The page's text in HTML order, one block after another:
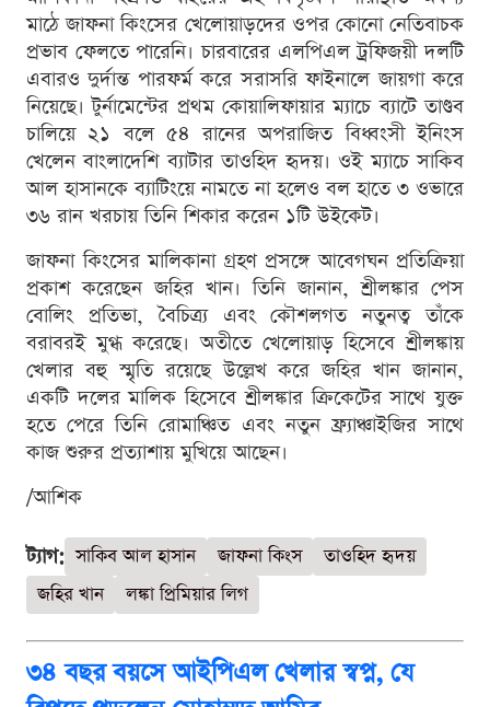
মাঠে জাফনা কিংসের খেলোয়াড়দের ওপর কোনো নেতিবাচক
প্রভাব ফেলতে পারেনি। চারবারের এলপিএল ট্রফিজয়ী দলটি
এবারও দুর্দান্ত পারফর্ম করে সরাসরি ফাইনালে জায়গা করে
নিয়েছে। টুর্নামেন্টের প্রথম কোয়ালিফায়ার ম্যাচে ব্যাটে তাণ্ডব
চালিয়ে ২১ বলে ৫৪ রানের অপরাজিত বিধ্বংসী ইনিংস
খেলেন বাংলাদেশি ব্যাটার তাওহিদ হৃদয়। ওই ম্যাচে সাকিব
আল হাসানকে ব্যাটিংয়ে নামতে না হলেও বল হাতে ৩ ওভারে
৩৬ রান খরচায় তিনি শিকার করেন ১টি উইকেট।
জাফনা কিংসের মালিকানা গ্রহণ প্রসঙ্গে আবেগঘন প্রতিক্রিয়া
প্রকাশ করেছেন জহির খান। তিনি জানান, শ্রীলঙ্কার পেস
বোলিং প্রতিভা, বৈচিত্র্য এবং কৌশলগত নতুনত্ব তাঁকে
বরাবরই মুগ্ধ করেছে। অতীতে খেলোয়াড় হিসেবে শ্রীলঙ্কায়
খেলার বহু স্মৃতি রয়েছে উল্লেখ করে জহির খান জানান,
একটি দলের মালিক হিসেবে শ্রীলঙ্কার ক্রিকেটের সাথে যুক্ত
হতে পেরে তিনি রোমাঞ্চিত এবং নতুন ফ্র্যাঞ্চাইজির সাথে
কাজ শুরুর প্রত্যাশায় মুখিয়ে আছেন।
/আশিক
ট্যাগ: সাকিব আল হাসান জাফনা কিংস
তাওহিদ হৃদয়
জহির খান
লঙ্কা প্রিমিয়ার লিগ
৩৪ বছর বয়সে আইপিএল খেলার স্বপ্ন, যে